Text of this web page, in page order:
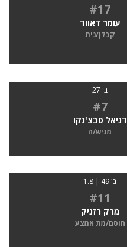
#17
עומר דאווד
קבלן/נית
בן 27
#7
דניאל סבצ'נקו
מגיש/ה
בן 49 | 1.8
#11
מרק רזניק
חוסם/מת אמצע